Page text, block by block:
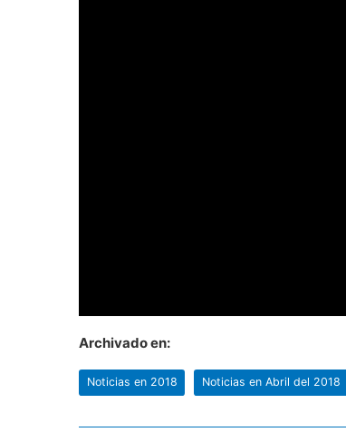
Archivado en:
Noticias en 2018 Noticias en Abril del 2018